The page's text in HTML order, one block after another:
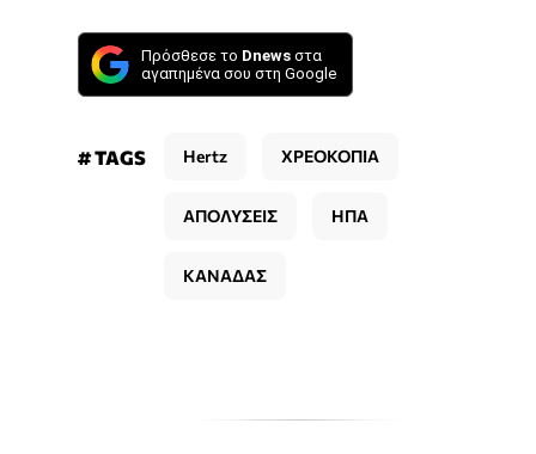
Πρόσθεσε το Dnews στα
αγαπημένα σου στη Google
# TAGS Hertz ΧΡΕΟΚΟΠΙΑ
ΑΠΟΛΥΣΕΙΣ ΗΠΑ
ΚΑΝΑΔΑΣ